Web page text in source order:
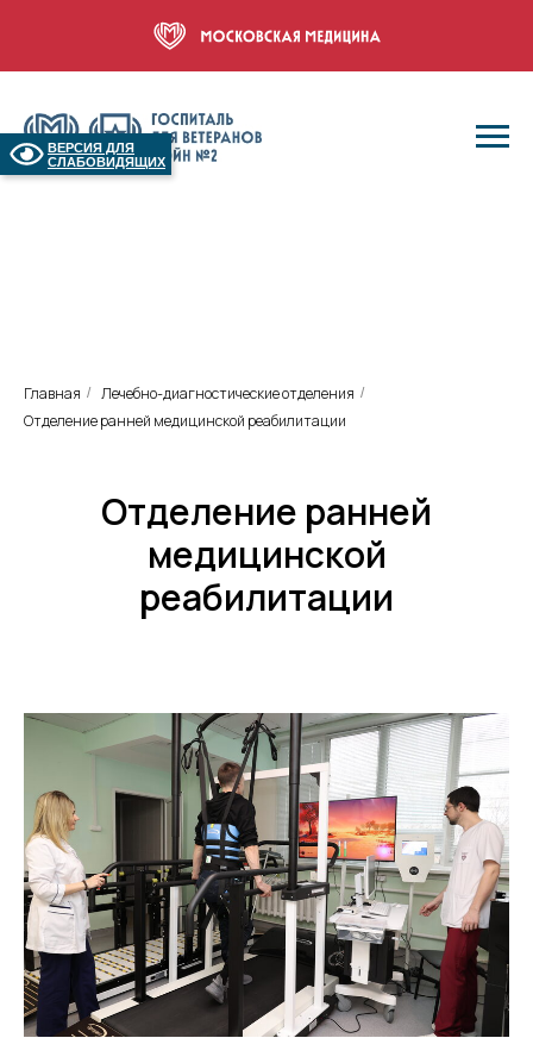
ВЕРСИЯ ДЛЯ
СЛАБОВИДЯЩИХ
Главная / Лечебно-диагностические отделения /
Отделение ранней медицинской реабилитации
Отделение ранней
медицинской
реабилитации